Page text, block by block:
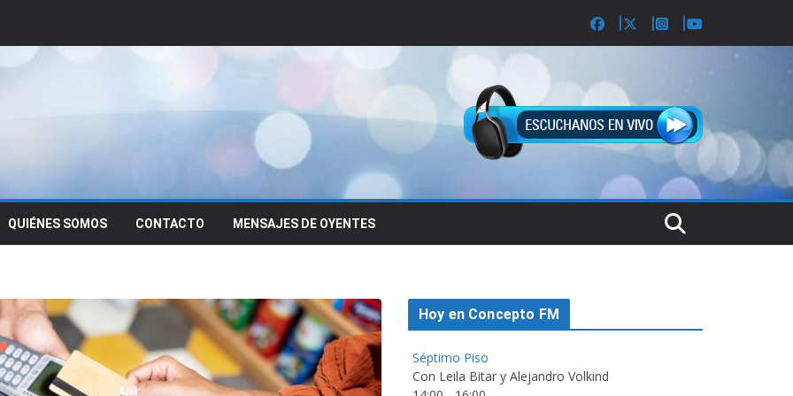
QUIÉNES SOMOS CONTACTO MENSAJES DE OYENTES
Hoy en Concepto FM
Séptimo Piso
Con Leila Bitar y Alejandro Volkind